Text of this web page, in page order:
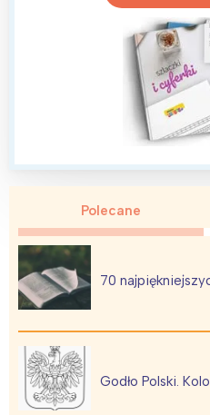
Polecane
70
Godło Polski.